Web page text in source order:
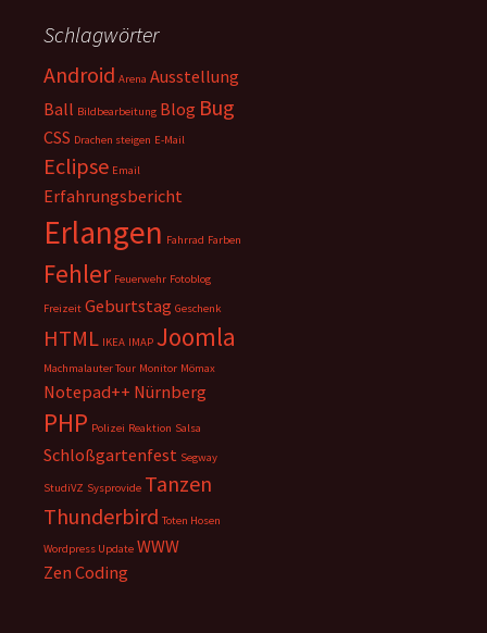
Schlagwörter
Android Arena Ausstellung
Ball Bildbearbeitung Blog Bug
CSS Drachen steigen E-Mail
Eclipse Email
Erfahrungsbericht
Erlangen Fahrrad Farben
Fehler Feuerwehr Fotoblog
Freizeit Geburtstag Geschenk
HTML IKEA IMAP Joomla
Machmalauter Tour Monitor Mömax
Notepad++ Nürnberg
PHP Polizei Reaktion Salsa
Schloßgartenfest Segway
StudiVZ Sysprovide Tanzen
Thunderbird Toten Hosen
Wordpress Update WWW
Zen Coding